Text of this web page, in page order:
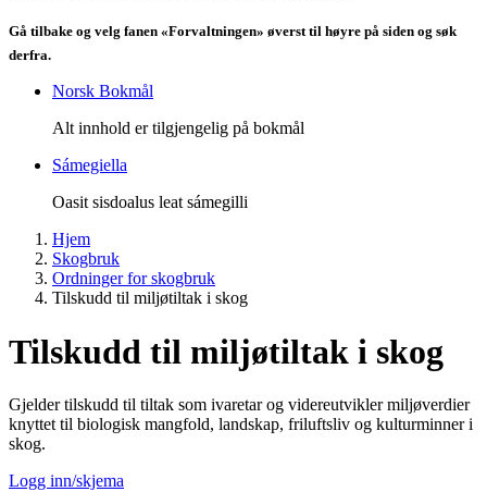
Gå tilbake og velg fanen «Forvaltningen» øverst til høyre på siden og søk
derfra.
Norsk Bokmål
Alt innhold er tilgjengelig på bokmål
Sámegiella
Oasit sisdoalus leat sámegilli
Hjem
Skogbruk
Ordninger for skogbruk
Tilskudd til miljøtiltak i skog
Tilskudd til miljøtiltak i skog
Gjelder tilskudd til tiltak som ivaretar og videreutvikler miljøverdier
knyttet til biologisk mangfold, landskap, friluftsliv og kulturminner i
skog.
Logg inn/skjema